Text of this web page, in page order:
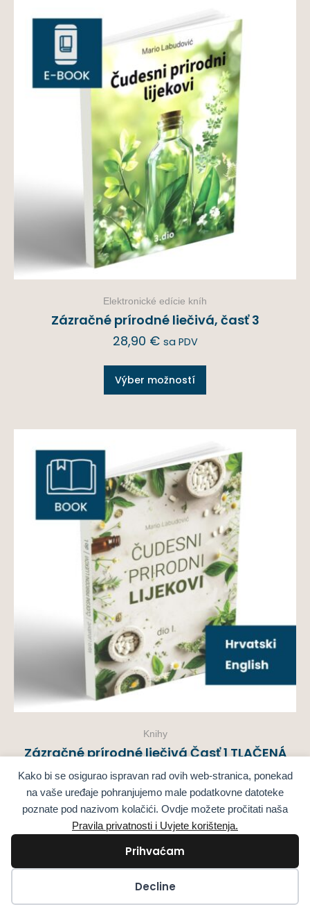
Kako bi se osigurao ispravan rad ovih web-stranica, ponekad
na vaše uređaje pohranjujemo male podatkovne datoteke
poznate pod nazivom kolačići. Ovdje možete pročitati naša
Pravila privatnosti i Uvjete korištenja.
Prihvaćam
Decline
Elektronické edície kníh
Zázračné prírodné liečivá, časť 3
28,90 € sa PDV
Výber možností
Knihy
Zázračné prírodné liečivá Časť 1 TLAČENÁ
38,00€ sa PDV
Výber možností
SLEDUJTE MA NA SOCIÁLNYCH SIEŤACH